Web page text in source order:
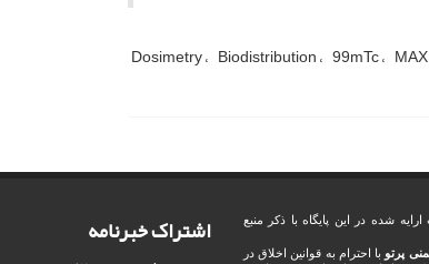
Dosimetry Biodistribution 99mTc
شده در این پایگاه با ذکر منبع
پرتو با احترام به قوانین اخلاق در
اشتراک خبرنامه